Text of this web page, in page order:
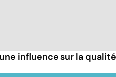
influence sur la qualité